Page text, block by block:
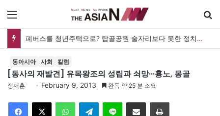
폐버스를 청년주택으로? 탑골공원 술자리보다 못한 정치의 상상력
동아시아 사회 칼럼
[동사의 재발견] 유목왕조의 성립과 쇠망···흉노, 몽골
정재훈 February 9, 2013 완독 약 25 분 소요
Telegram 이메일